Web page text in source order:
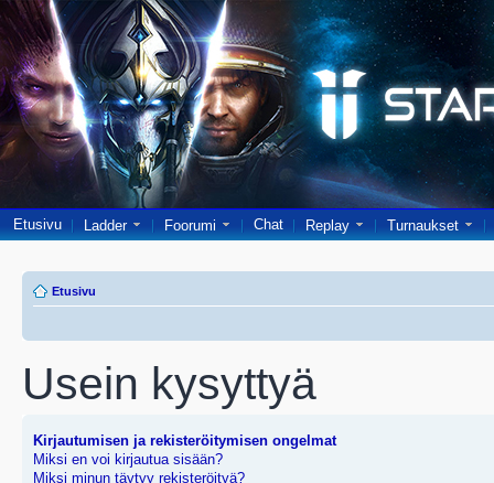
Etusivu Ladder Foorumi Chat Replay Turnaukset
Etusivu
Usein kysyttyä
Kirjautumisen ja rekisteröitymisen ongelmat
Miksi en voi kirjautua sisään?
Miksi minun täytyy rekisteröityä?